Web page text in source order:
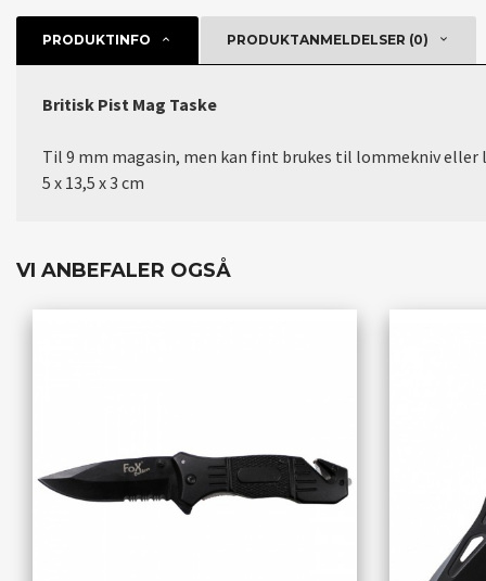
PRODUKTINFO PRODUKTANMELDELSER (0)
Britisk Pist Mag Taske
Til 9 mm magasin, men kan fint brukes til lommekniv eller
5 x 13,5 x 3 cm
VI ANBEFALER OGSÅ